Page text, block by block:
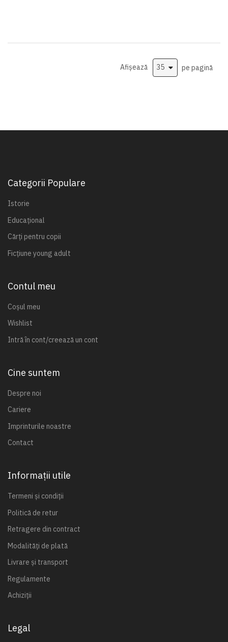
Afișează pe pagină
Categorii Populare
Istorie
Educațional
Cărți pentru copii
Ficțiune young adult
Contul meu
Coșul meu
Wishlist
Intră în cont/creează un cont
Cine suntem
Despre noi
Cariere
Imprinturile noastre
Contact
Informații utile
Termeni și condiții
Politică de retur
Retragere din contract
Modalități de plată
Livrare și transport
Regulamente
Achiziții
Legal